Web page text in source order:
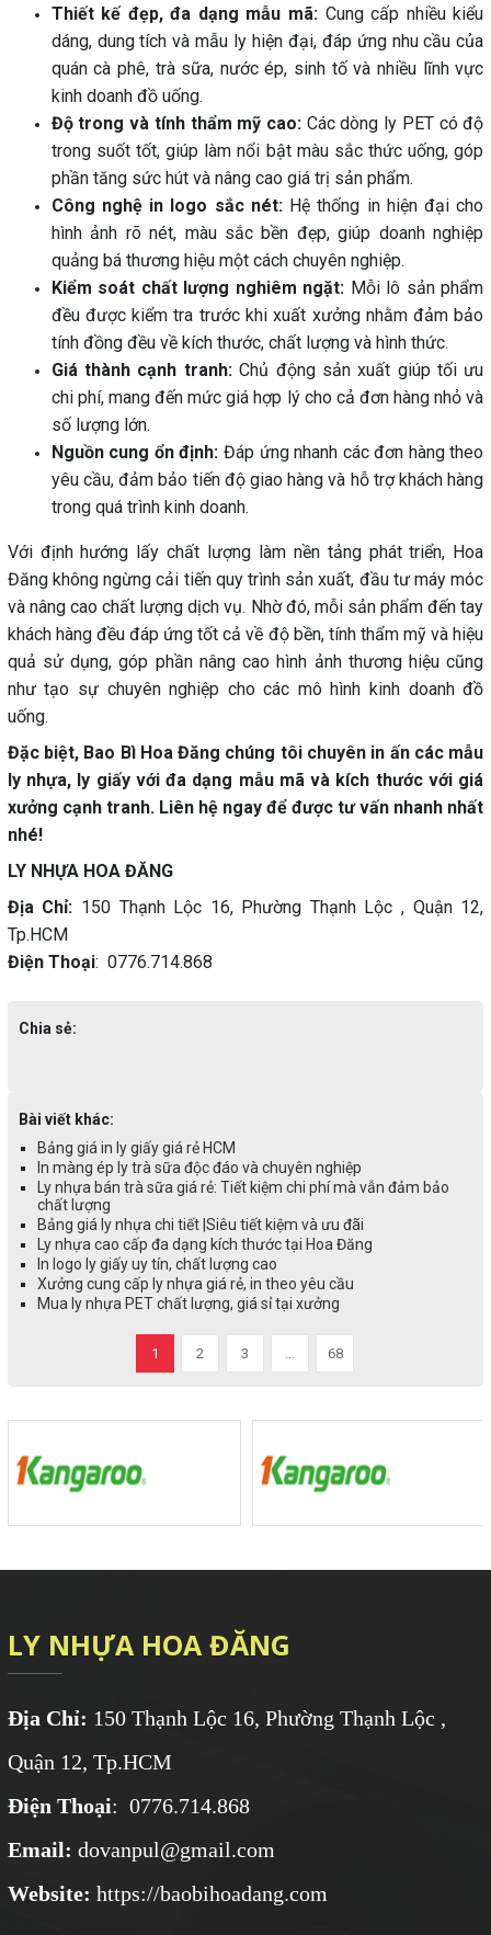
Thiết kế đẹp, đa dạng mẫu mã: Cung cấp nhiều kiểu
dáng, dung tích và mẫu ly hiện đại, đáp ứng nhu cầu của
quán cà phê, trà sữa, nước ép, sinh tố và nhiều lĩnh vực
kinh doanh đồ uống.
Độ trong và tính thẩm mỹ cao: Các dòng ly PET có độ
trong suốt tốt, giúp làm nổi bật màu sắc thức uống, góp
phần tăng sức hút và nâng cao giá trị sản phẩm.
Công nghệ in logo sắc nét:Hệ thống in hiện đại cho
hình ảnh rõ nét, màu sắc bền đẹp, giúp doanh nghiệp
quảng bá thương hiệu một cách chuyên nghiệp.
Kiểm soát chất lượng nghiêm ngặt: Mỗi lô sản phẩm
đều được kiểm tra trước khi xuất xưởng nhằm đảm bảo
tính đồng đều về kích thước, chất lượng và hình thức.
Giá thành cạnh tranh:Chủ động sản xuất giúp tối ưu
chi phí, mang đến mức giá hợp lý cho cả đơn hàng nhỏ và
số lượng lớn.
Nguồn cung ổn định: Đáp ứng nhanh các đơn hàng theo
yêu cầu, đảm bảo tiến độ giao hàng và hỗ trợ khách hàng
trong quá trình kinh doanh.
Với định hướng lấy chất lượng làm nền tảng phát triển, Hoa
Đăng không ngừng cải tiến quy trình sản xuất, đầu tư máy móc
và nâng cao chất lượng dịch vụ. Nhờ đó, mỗi sản phẩm đến tay
khách hàng đều đáp ứng tốt cả về độ bền, tính thẩm mỹ và hiệu
quả sử dụng, góp phần nâng cao hình ảnh thương hiệu cũng
như tạo sự chuyên nghiệp cho các mô hình kinh doanh đồ
uống.
Đặc biệt, Bao Bì Hoa Đăng chúng tôi chuyên in ấn các mẫu
ly nhựa, ly giấy với đa dạng mẫu mã và kích thước với giá
xưởng cạnh tranh. Liên hệ ngay để được tư vấn nhanh nhất
nhé!
LY NHỰA HOA ĐĂNG
Địa Chỉ: 150 Thạnh Lộc 16, Phường Thạnh Lộc , Quận 12,
Tp.HCM
Điện Thoại: 0776.714.868
Chia sẻ:
Bài viết khác:
Bảng giá in ly giấy giá rẻ HCM
In màng ép ly trà sữa độc đáo và chuyên nghiệp
Ly nhựa bán trà sữa giá rẻ: Tiết kiệm chi phí mà vẫn đảm bảo
chất lượng
Bảng giá ly nhựa chi tiết |Siêu tiết kiệm và ưu đãi
Ly nhựa cao cấp đa dạng kích thước tại Hoa Đăng
In logo ly giấy uy tín, chất lượng cao
Xưởng cung cấp ly nhựa giá rẻ, in theo yêu cầu
Mua ly nhựa PET chất lượng, giá sỉ tại xưởng
1 2 3 68
LY NHỰA HOA ĐĂNG
Địa Chỉ: 150 Thạnh Lộc 16, Phường Thạnh Lộc ,
Quận 12, Tp.HCM
Điện Thoại: 0776.714.868
Email: dovanpul@gmail.com
Website: https://baobihoadang.com